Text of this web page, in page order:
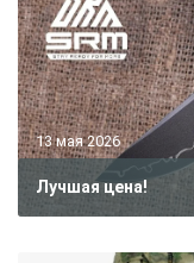
13 мая 2026
Лучшая цена!